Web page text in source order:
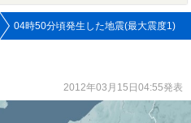
04時50分頃発生した地震(最大震度1)
2012年03月15日04:55発表